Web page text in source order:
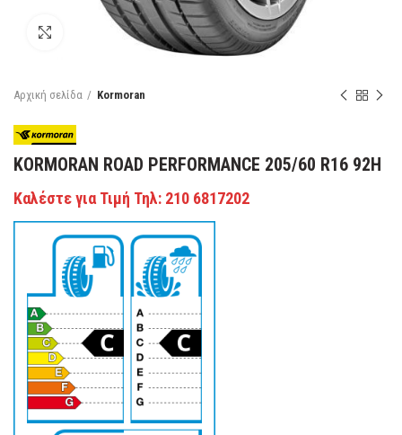
Κάντε κλικ για μεγέθυνση
Αρχική σελίδα Kormoran
KORMORAN ROAD PERFORMANCE 205/60 R16 92H
Καλέστε για Τιμή Τηλ: 210 6817202